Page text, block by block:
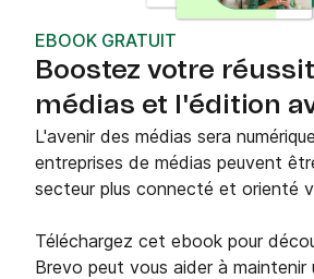
EBOOK GRATUIT
Boostez votre
médias et l'édition
L'avenir des médias sera
entreprises de médias peuvent
secteur plus connecté et orienté
Téléchargez cet ebook pour
Brevo peut vous aider à maintenir